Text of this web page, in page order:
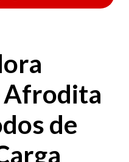
Afrodita
de